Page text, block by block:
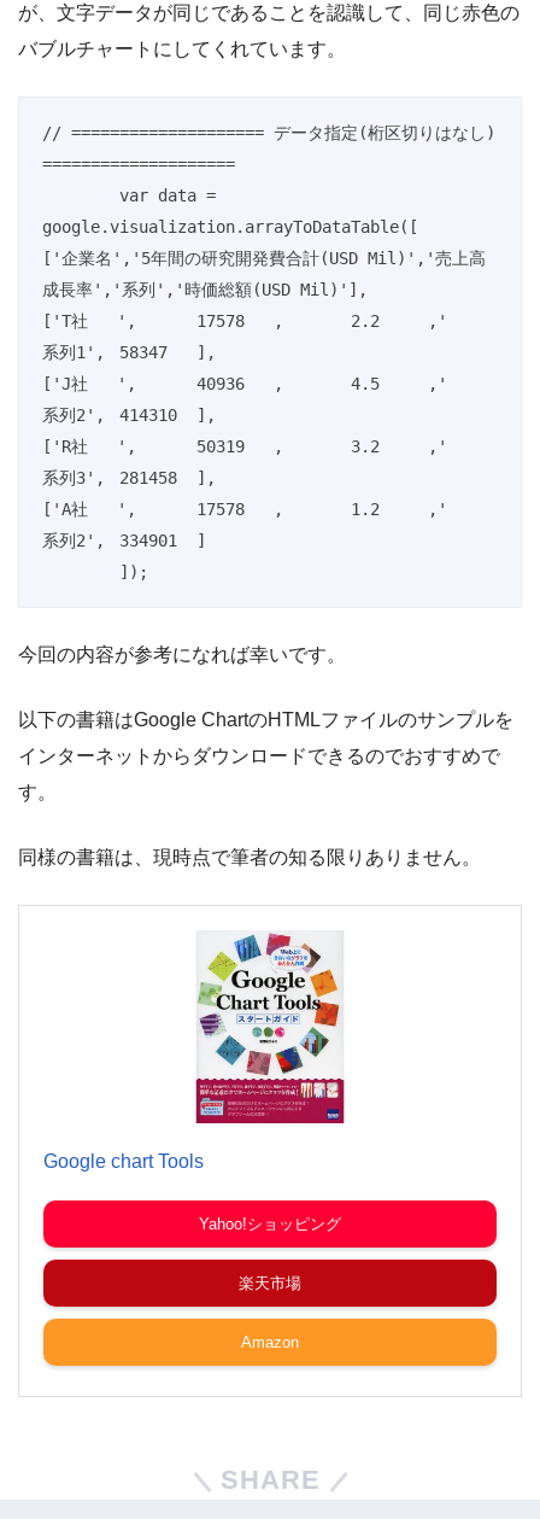
が、文字データが同じであることを認識して、同じ赤色の
バブルチャートにしてくれています。
// ==================== データ指定(桁区切りはなし)
====================
google.visualization.arrayToDataTable([
['企業名','5年間の研究開発費合計(USD Mil)','売上高
成長率','系列','時価総額(USD Mil)'],
['T社   ',	17578	,	2.2	,'
系列1',	58347	],
['J社   ',	40936	,	4.5	,'
系列2',	414310	],
['R社   ',	50319	,	3.2	,'
系列3',	281458	],
['A社   ',	17578	,	1.2	,'
系列2',	334901	]
	]);
今回の内容が参考になれば幸いです。
以下の書籍はGoogle ChartのHTMLファイルのサンプルを
インターネットからダウンロードできるのでおすすめで
す。
同様の書籍は、現時点で筆者の知る限りありません。
Google chart Tools
Yahoo!ショッピング
楽天市場
Amazon
SHARE